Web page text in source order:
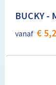
BUCKY -
vanaf €